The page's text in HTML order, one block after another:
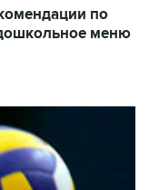
по
меню